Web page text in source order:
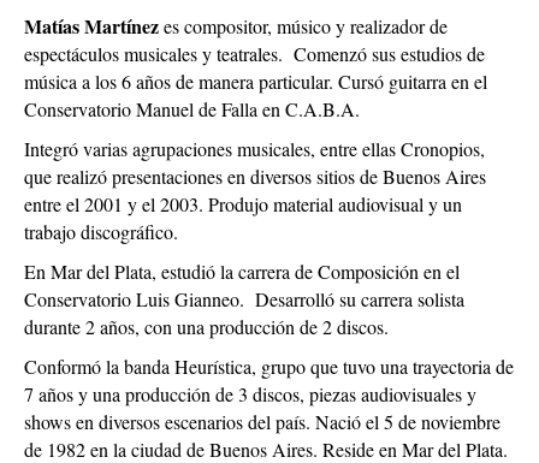
Matías Martínezes compositor, músico y realizador de
espectáculos musicales y teatrales. Comenzó sus estudios de
música a los 6 años de manera particular. Cursó guitarra en el
Conservatorio Manuel de Falla en C.A.B.A.
Integró varias agrupaciones musicales, entre ellas Cronopios,
que realizó presentaciones en diversos sitios de Buenos Aires
entre el 2001 y el 2003. Produjo material audiovisual y un
trabajo discográfico.
En Mar del Plata, estudió la carrera de Composición en el
Conservatorio Luis Gianneo. Desarrolló su carrera solista
durante 2 años, con una producción de 2 discos.
Conformó la banda Heurística, grupo que tuvo una trayectoria de
7 años y una producción de 3 discos, piezas audiovisuales y
shows en diversos escenarios del país. Nació el 5 de noviembre
de 1982 en la ciudad de Buenos Aires. Reside en Mar del Plata.